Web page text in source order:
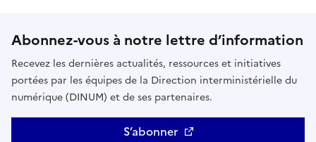
Abonnez-vous à notre lettre d’information
Recevez les dernières actualités, ressources et initiatives
portées par les équipes de la Direction interministérielle du
numérique (DINUM) et de ses partenaires.
S’abonner